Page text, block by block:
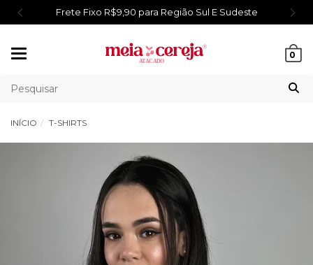
Frete Fixo R$9,90 para Região Sul E Sudeste
0
INÍCIO T-SHIRTS